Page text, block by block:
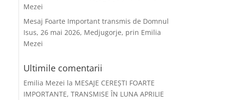
Mezei
Mesaj Foarte Important transmis de Domnul
Isus, 26 mai 2026, Medjugorje, prin Emilia
Mezei
Ultimile comentarii
Emilia Mezei la MESAJE CEREȘTI FOARTE
IMPORTANTE, TRANSMISE ÎN LUNA APRILIE